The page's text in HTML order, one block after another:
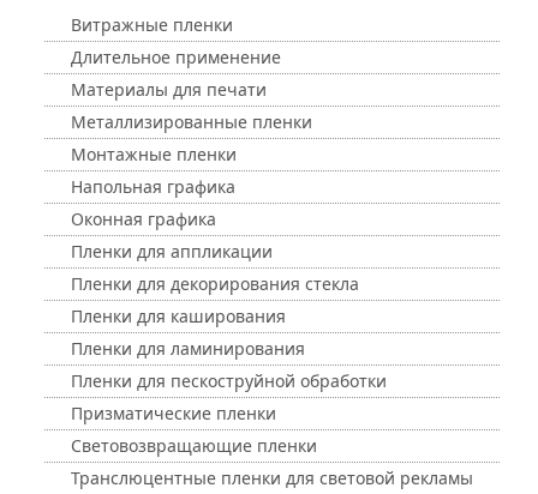
Витражные пленки
Длительное применение
Материалы для печати
Металлизированные пленки
Монтажные пленки
Напольная графика
Оконная графика
Пленки для аппликации
Пленки для декорирования стекла
Пленки для каширования
Пленки для ламинирования
Пленки для пескоструйной обработки
Призматические пленки
Световозвращающие пленки
Транслюцентные пленки для световой рекламы